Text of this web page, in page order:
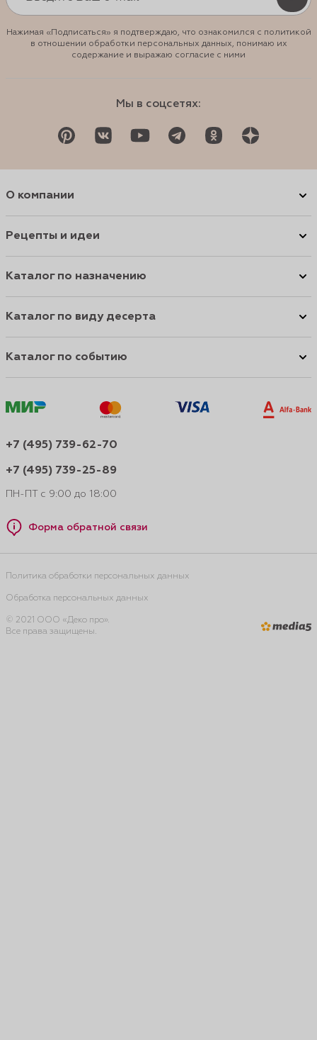
Нажимая «Подписаться» я подтверждаю, что ознакомился с политикой
в отношении обработки персональных данных, понимаю их
содержание и выражаю согласие с ними
Мы в соцсетях:
О компании
Рецепты и идеи
Каталог по назначению
Каталог по виду десерта
Каталог по событию
+7 (495) 739-62-70
+7 (495) 739-25-89
ПН-ПТ с 9:00 до 18:00
Форма обратной связи
Политика обработки персональных данных
Обработка персональных данных
© 2021 ООО «Деко про».
Все права защищены.